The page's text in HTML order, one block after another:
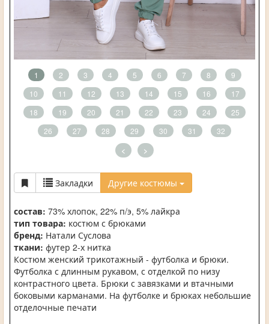
1 2 3 4 5 6 7 8
9
10
11 12 13 14 15 16
17
18
19 20 21 22 23 24
25
26
27 28 29 30 31 32
< >
Закладки Другие костюмы
состав: 73% хлопок, 22% п/э, 5% лайкра
тип товара: костюм с брюками
бренд: Натали Суслова
ткани: футер 2-х нитка
Костюм женский трикотажный - футболка и брюки.
Футболка с длинным рукавом, с отделкой по низу
контрастного цвета. Брюки с завязками и втачными
боковыми карманами. На футболке и брюках небольшие
отделочные печати